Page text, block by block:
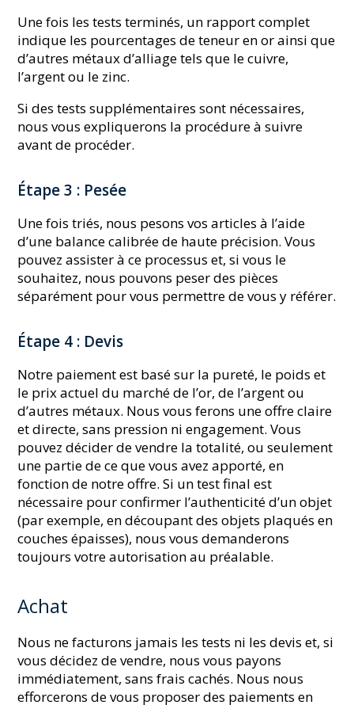
Une fois les tests terminés, un rapport complet
indique les pourcentages de teneur en or ainsi que
d’autres métaux d’alliage tels que le cuivre,
l’argent ou le zinc.
Si des tests supplémentaires sont nécessaires,
nous vous expliquerons la procédure à suivre
avant de procéder.
Étape 3 : Pesée
Une fois triés, nous pesons vos articles à l’aide
d’une balance calibrée de haute précision. Vous
pouvez assister à ce processus et, si vous le
souhaitez, nous pouvons peser des pièces
séparément pour vous permettre de vous y référer.
Étape 4 : Devis
Notre paiement est basé sur la pureté, le poids et
le prix actuel du marché de l’or, de l’argent ou
d’autres métaux. Nous vous ferons une offre claire
et directe, sans pression ni engagement. Vous
pouvez décider de vendre la totalité, ou seulement
une partie de ce que vous avez apporté, en
fonction de notre offre. Si un test final est
nécessaire pour confirmer l’authenticité d’un objet
(par exemple, en découpant des objets plaqués en
couches épaisses), nous vous demanderons
toujours votre autorisation au préalable.
Achat
Nous ne facturons jamais les tests ni les devis et, si
vous décidez de vendre, nous vous payons
immédiatement, sans frais cachés. Nous nous
efforcerons de vous proposer des paiements en